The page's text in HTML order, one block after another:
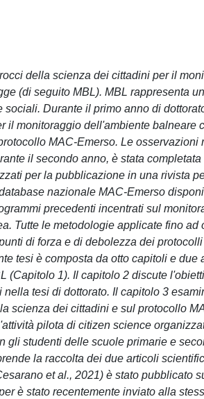
della scienza dei cittadini per il
(di seguito MBL). MBL rappresenta
Durante il primo anno di
il monitoraggio dell'ambiente balneare
MAC-Emerso. Le
il secondo anno, è stata
per la pubblicazione in una rivista
nazionale MAC-Emerso
precedenti incentrati sul
Tutte le metodologie applicate fino
di forza e di debolezza dei
tesi è composta da otto capitoli e
(Capitolo 1). Il capitolo 2 discute
tesi di dottorato. Il capitolo 3
scienza dei cittadini e sul protocollo
pilota di citizen science
gli studenti delle scuole primarie e
la raccolta dei due articoli
et al., 2021) è stato pubblicato
è stato recentemente inviato alla